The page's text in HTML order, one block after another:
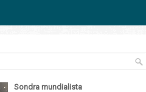
Sondra mundialista